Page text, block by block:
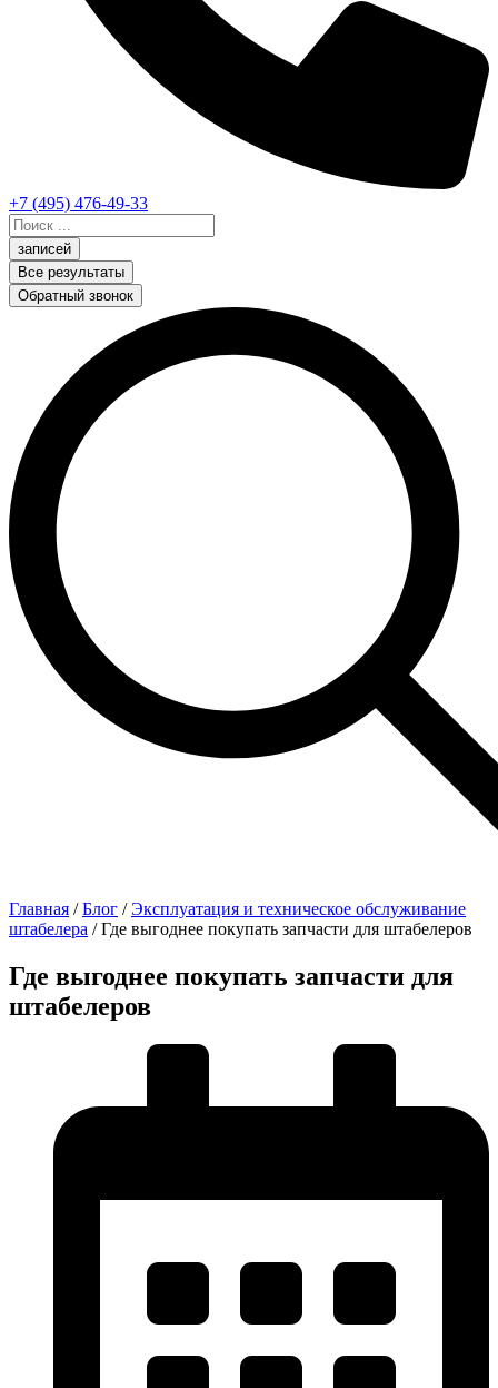
+7 (495) 476-49-33
Search
...записей
Все результаты
Обратный звонок
Главная /Блог /Эксплуатация и техническое обслуживание
штабелера /Где выгоднее покупать запчасти для штабелеров
Где выгоднее покупать запчасти для
штабелеров